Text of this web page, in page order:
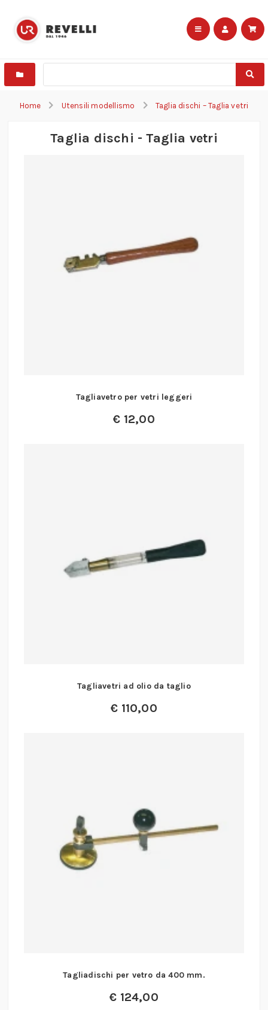
Home Utensili modellismo Taglia dischi – Taglia vetri
Taglia dischi - Taglia vetri
Tagliavetro per vetri leggeri
€ 12,00
Tagliavetri ad olio da taglio
€ 110,00
Tagliadischi per vetro da 400 mm.
€ 124,00